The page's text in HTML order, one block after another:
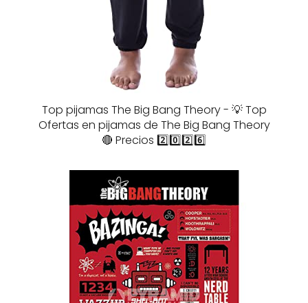
Top pijamas The Big Bang Theory - 💡 Top
Ofertas en pijamas de The Big Bang Theory
🔴 Precios 2️⃣0️⃣2️⃣6️⃣